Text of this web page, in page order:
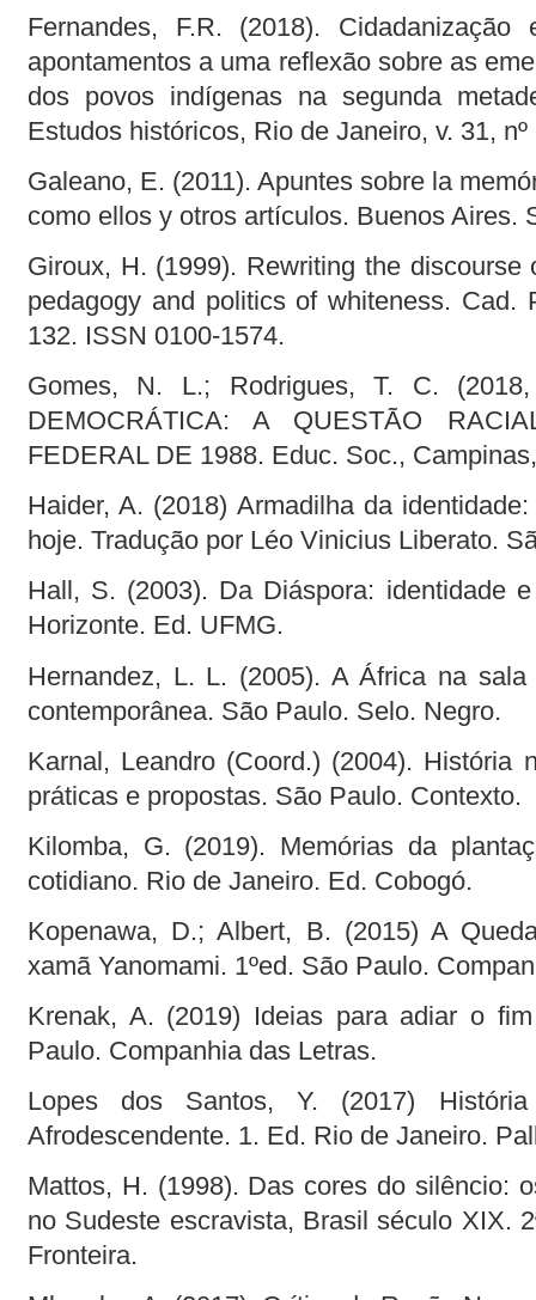
Fernandes, F.R. (2018).
apontamentos a uma reflexão sobre as
dos povos indígenas na segunda
Estudos históricos, Rio de Janeiro, v. 31,
Galeano, E. (2011). Apuntes sobre la
como ellos y otros artículos. Buenos Aires.
Giroux, H. (1999). Rewriting the
pedagogy and politics of whiteness. Cad.
132. ISSN 0100-1574.
Gomes, N. L.; Rodrigues, T. C. (2018,
DEMOCRÁTICA: A QUESTÃO
FEDERAL DE 1988. Educ. Soc.,
Haider, A. (2018) Armadilha da
hoje. Tradução por Léo Vinicius Liberato.
Hall, S. (2003). Da Diáspora: identidade
Horizonte. Ed. UFMG.
Hernandez, L. L. (2005). A África na
contemporânea. São Paulo. Selo. Negro.
Karnal, Leandro (Coord.) (2004). História
práticas e propostas. São Paulo. Contexto.
Kilomba, G. (2019). Memórias da
cotidiano. Rio de Janeiro. Ed. Cobogó.
Kopenawa, D.; Albert, B. (2015) A
xamã Yanomami. 1ºed. São Paulo.
Krenak, A. (2019) Ideias para adiar o
Paulo. Companhia das Letras.
Lopes dos Santos, Y. (2017)
Afrodescendente. 1. Ed. Rio de Janeiro.
Mattos, H. (1998). Das cores do silêncio:
no Sudeste escravista, Brasil século XIX.
Fronteira.